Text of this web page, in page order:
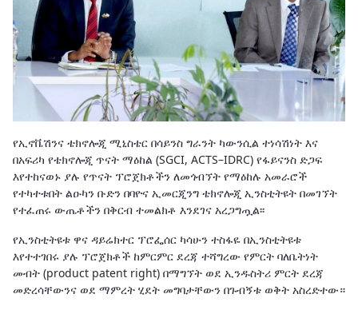
የኢኖቬሽንና ቴክኖሎጂ ሚኒስቴር በሳይንስ ግራንት ካውንሲል ተነሳሽነት እና
በአፍሪካ የቴክኖሎጂ ጥናት ማዕከል (SGCI, ACTS–IDRC) የፋይናንስ ድጋፍ
እየተከናወኑ ያሉ የጥናት ፕሮጀክቶችን ለመጎብኘት የማዕከሉ አመራሮች
የተካተቱበት ልዑካን ቡድን በባዮና ኢመርጂንግ ቴክኖሎጂ ኢንስቲትዩት በመገኘት
የተፈጠሩ ውጤቶችን በቅርብ ተመልክቶ እንደገና አረጋግጧል፡፡
የኢንስቲትዩቱ ዋና ዳይሬክተር ፕሮፌሰር ካሳሁን ተስፋዬ በኢንስቲትዩቱ
እየተተገበሩ ያሉ ፕሮጀክቶች ከምርምር ደረጃ ተሻግረው የምርት ባለቤትነት
መብት (product patent right) በማግኘት ወደ ኢንዱስትሪ ምርት ደረጃ
መድረሳቸውንና ወደ ማምረት ሂደት መግባታቸውን በጉብኝቱ ወቅት አስረድተው።